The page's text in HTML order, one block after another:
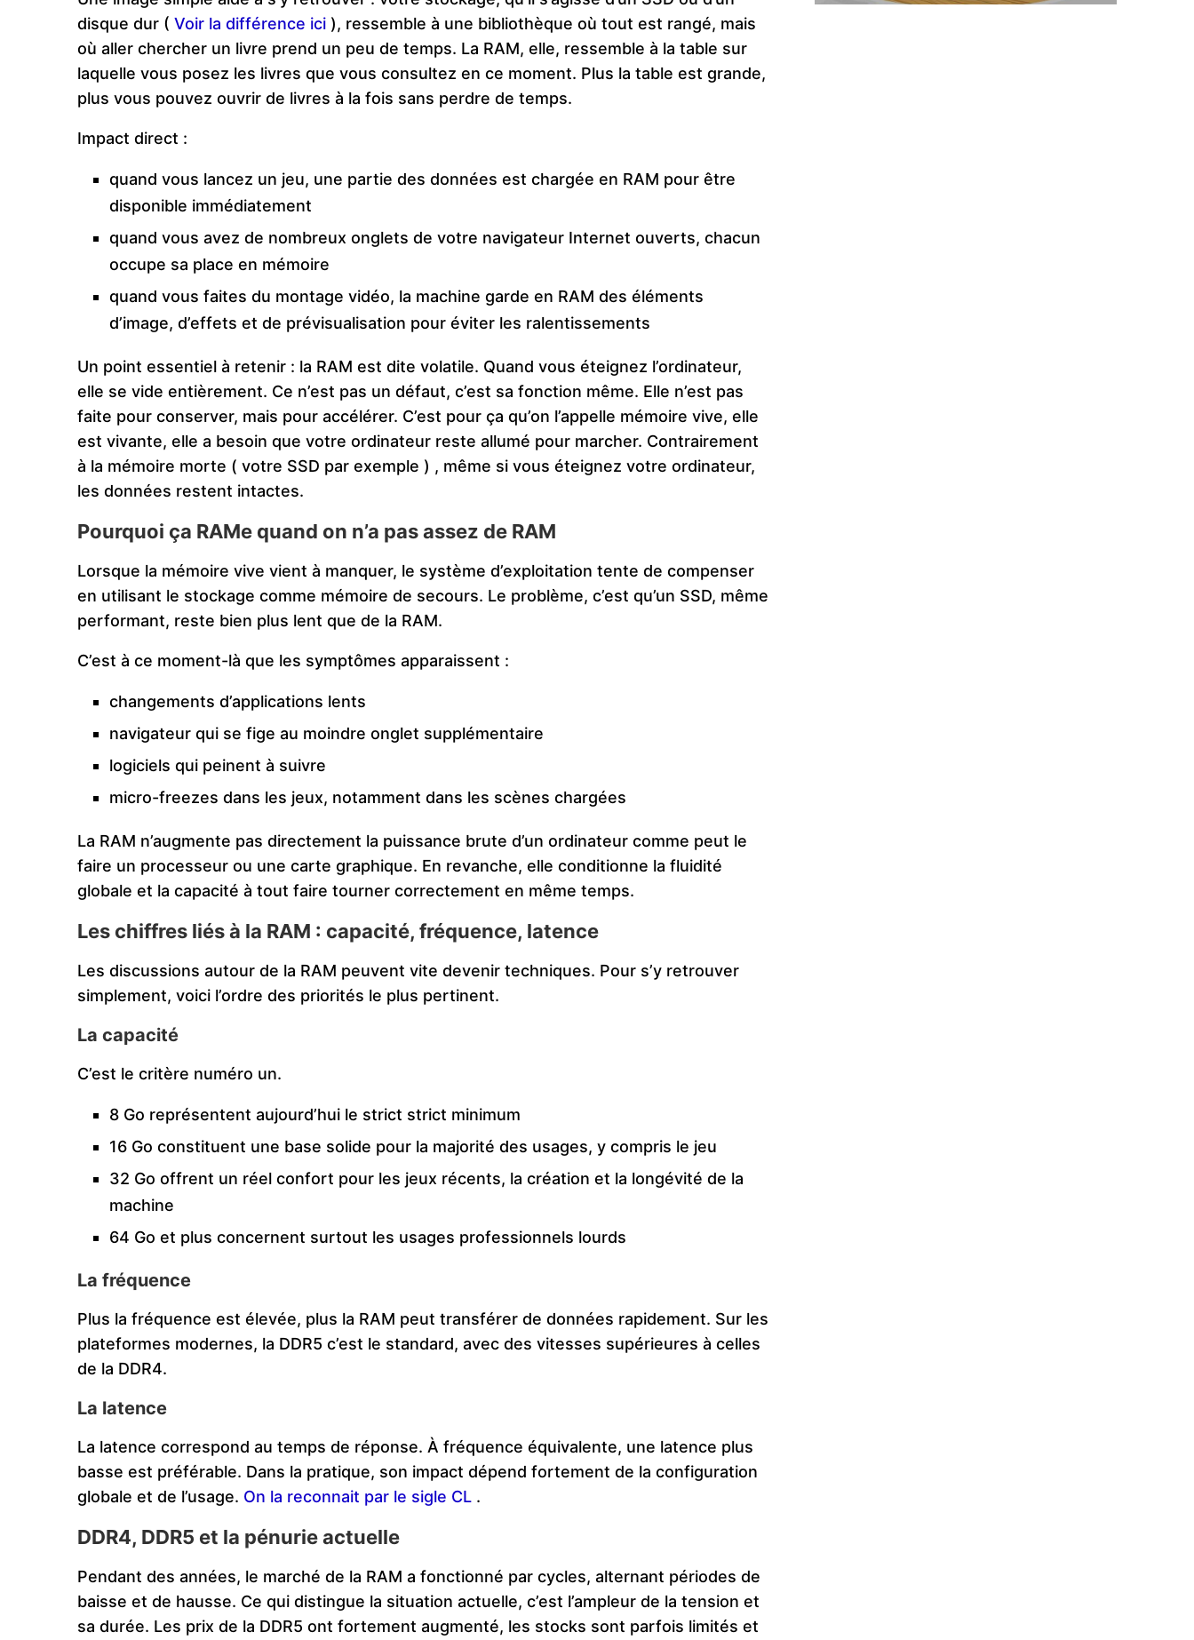
disque dur ( Voir la différence ici ), ressemble à une bibliothèque où tout est rangé, mais
où aller chercher un livre prend un peu de temps. La RAM, elle, ressemble à la table sur
laquelle vous posez les livres que vous consultez en ce moment. Plus la table est grande,
plus vous pouvez ouvrir de livres à la fois sans perdre de temps.
Impact direct :
quand vous lancez un jeu, une partie des données est chargée en RAM pour être
disponible immédiatement
quand vous avez de nombreux onglets de votre navigateur Internet ouverts, chacun
occupe sa place en mémoire
quand vous faites du montage vidéo, la machine garde en RAM des éléments
d’image, d’effets et de prévisualisation pour éviter les ralentissements
Un point essentiel à retenir : la RAM est dite volatile. Quand vous éteignez l’ordinateur,
elle se vide entièrement. Ce n’est pas un défaut, c’est sa fonction même. Elle n’est pas
faite pour conserver, mais pour accélérer. C’est pour ça qu’on l’appelle mémoire vive, elle
est vivante, elle a besoin que votre ordinateur reste allumé pour marcher. Contrairement
à la mémoire morte ( votre SSD par exemple ) , même si vous éteignez votre ordinateur,
les données restent intactes.
Pourquoi ça RAMe quand on n’a pas assez de RAM
Lorsque la mémoire vive vient à manquer, le système d’exploitation tente de compenser
en utilisant le stockage comme mémoire de secours. Le problème, c’est qu’un SSD, même
performant, reste bien plus lent que de la RAM.
C’est à ce moment-là que les symptômes apparaissent :
changements d’applications lents
navigateur qui se fige au moindre onglet supplémentaire
logiciels qui peinent à suivre
micro-freezes dans les jeux, notamment dans les scènes chargées
La RAM n’augmente pas directement la puissance brute d’un ordinateur comme peut le
faire un processeur ou une carte graphique. En revanche, elle conditionne la fluidité
globale et la capacité à tout faire tourner correctement en même temps.
Les chiffres liés à la RAM : capacité, fréquence, latence
Les discussions autour de la RAM peuvent vite devenir techniques. Pour s’y retrouver
simplement, voici l’ordre des priorités le plus pertinent.
La capacité
C’est le critère numéro un.
8 Go représentent aujourd’hui le strict strict minimum
16 Go constituent une base solide pour la majorité des usages, y compris le jeu
32 Go offrent un réel confort pour les jeux récents, la création et la longévité de la
machine
64 Go et plus concernent surtout les usages professionnels lourds
La fréquence
Plus la fréquence est élevée, plus la RAM peut transférer de données rapidement. Sur les
plateformes modernes, la DDR5 c’est le standard, avec des vitesses supérieures à celles
de la DDR4.
La latence
La latence correspond au temps de réponse. À fréquence équivalente, une latence plus
basse est préférable. Dans la pratique, son impact dépend fortement de la configuration
globale et de l’usage. On la reconnait par le sigle CL .
DDR4, DDR5 et la pénurie actuelle
Pendant des années, le marché de la RAM a fonctionné par cycles, alternant périodes de
baisse et de hausse. Ce qui distingue la situation actuelle, c’est l’ampleur de la tension et
sa durée. Les prix de la DDR5 ont fortement augmenté, les stocks sont parfois limités et